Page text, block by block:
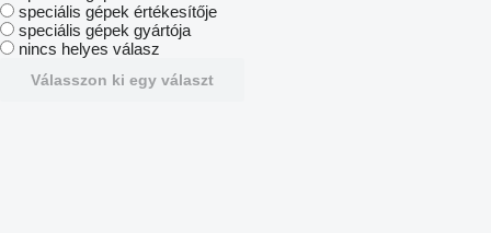
speciális gépek értékesítője
speciális gépek gyártója
nincs helyes válasz
Válasszon ki egy választ